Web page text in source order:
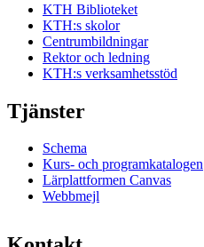
KTH Biblioteket
KTH:s skolor
Centrumbildningar
Rektor och ledning
KTH:s verksamhetsstöd
Tjänster
Schema
Kurs- och programkatalogen
Lärplattformen Canvas
Webbmejl